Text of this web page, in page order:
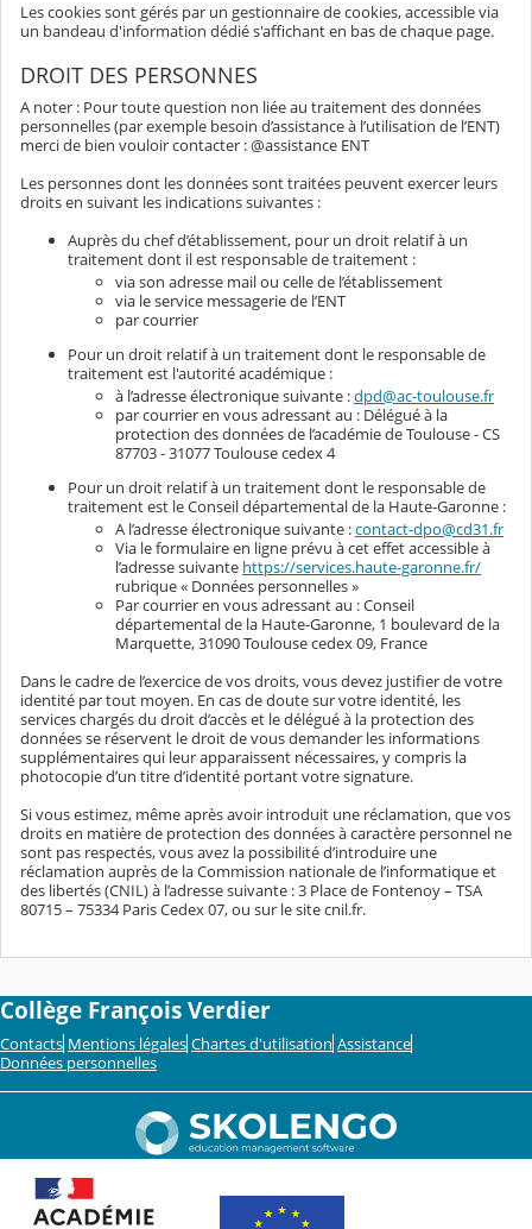
Les cookies sont gérés par un gestionnaire de cookies, accessible via
un bandeau d'information dédié s'affichant en bas de chaque page.
DROIT DES PERSONNES
A noter : Pour toute question non liée au traitement des données
personnelles (par exemple besoin d’assistance à l’utilisation de l’ENT)
merci de bien vouloir contacter : @assistance ENT
Les personnes dont les données sont traitées peuvent exercer leurs
droits en suivant les indications suivantes :
Auprès du chef d’établissement, pour un droit relatif à un
traitement dont il est responsable de traitement :
via son adresse mail ou celle de l’établissement
via le service messagerie de l’ENT
par courrier
Pour un droit relatif à un traitement dont le responsable de
traitement est l'autorité académique :
à l’adresse électronique suivante :dpd@ac-toulouse.fr
par courrier en vous adressant au : Délégué à la
protection des données de l’académie de Toulouse - CS
87703 - 31077 Toulouse cedex 4
Pour un droit relatif à un traitement dont le responsable de
traitement est le Conseil départemental de la Haute-Garonne :
A l’adresse électronique suivante :contact-dpo@cd31.fr
Via le formulaire en ligne prévu à cet effet accessible à
l’adresse suivante https://services.haute-garonne.fr/
rubrique « Données personnelles »
Par courrier en vous adressant au : Conseil
départemental de la Haute-Garonne, 1 boulevard de la
Marquette, 31090 Toulouse cedex 09, France
Dans le cadre de l’exercice de vos droits, vous devez justifier de votre
identité par tout moyen. En cas de doute sur votre identité, les
services chargés du droit d’accès et le délégué à la protection des
données se réservent le droit de vous demander les informations
supplémentaires qui leur apparaissent nécessaires, y compris la
photocopie d’un titre d’identité portant votre signature.
Si vous estimez, même après avoir introduit une réclamation, que vos
droits en matière de protection des données à caractère personnel ne
sont pas respectés, vous avez la possibilité d’introduire une
réclamation auprès de la Commission nationale de l’informatique et
des libertés (CNIL) à l’adresse suivante : 3 Place de Fontenoy – TSA
80715 – 75334 Paris Cedex 07, ou sur le site cnil.fr.
Collège François Verdier
Contacts Mentions légales Chartes d'utilisation Assistance
Données personnelles